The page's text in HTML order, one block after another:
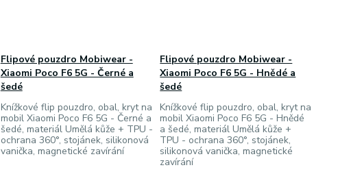
Flipové pouzdro Mobiwear -
Xiaomi Poco F6 5G - Černé a
šedé
Knížkové flip pouzdro, obal, kryt na
mobil Xiaomi Poco F6 5G - Černé a
šedé, materiál Umělá kůže + TPU -
ochrana 360°, stojánek, silikonová
vanička, magnetické zavírání
Flipové pouzdro Mobiwear -
Xiaomi Poco F6 5G - Hnědé a
šedé
Knížkové flip pouzdro, obal, kryt na
mobil Xiaomi Poco F6 5G - Hnědé
a šedé, materiál Umělá kůže +
TPU - ochrana 360°, stojánek,
silikonová vanička, magnetické
zavírání